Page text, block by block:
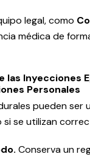
legal, como
médica de
las Inyecciones
Personales
pueden ser
se utilizan
Conserva un